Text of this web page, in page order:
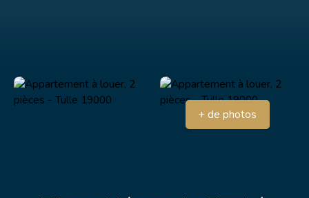
+ de photos